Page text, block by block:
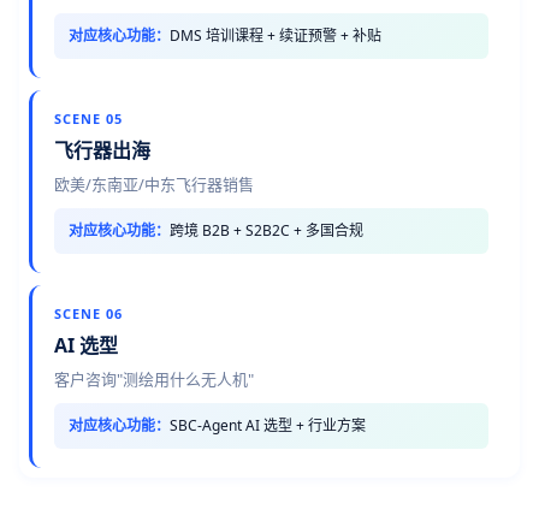
对应核心功能： DMS 培训课程 + 续证预警 + 补贴
SCENE 05
飞行器出海
欧美/东南亚/中东飞行器销售
对应核心功能： 跨境 B2B + S2B2C + 多国合规
SCENE 06
AI 选型
客户咨询"测绘用什么无人机"
对应核心功能： SBC-Agent AI 选型 + 行业方案